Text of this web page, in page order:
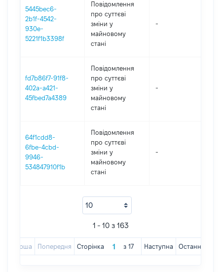
5445bec6-
2b1f-4542-
930e-
5221f1b3398f
Повідомлення
про суттєві
зміни y
майновому
стані
-
fd7b86f7-91f8-
402a-a421-
45fbed7a4389
Повідомлення
про суттєві
зміни y
майновому
стані
-
64f1cdd8-
6fbe-4cbd-
9946-
534847910f1b
Повідомлення
про суттєві
зміни y
майновому
стані
-
1 - 10 з 163
Перша Попередня Сторінка з 17 Наступна Остання